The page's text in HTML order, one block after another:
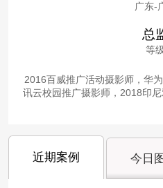
广东-
总
等
2016百威推广活动摄影师，华
讯云校园推广摄影师，2018印
近期案例 今日